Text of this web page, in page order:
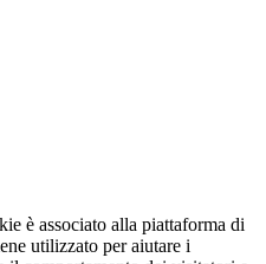
è associato alla piattaforma di
utilizzato per aiutare i